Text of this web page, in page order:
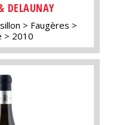
DELAUNAY
Faugères
2010